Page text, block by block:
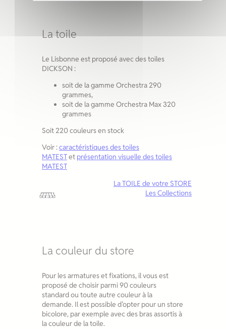
La toile
Le Lisbonne est proposé avec des toiles
DICKSON :
soit de la gamme Orchestra 290
grammes,
soit de la gamme Orchestra Max 320
grammes
Soit 220 couleurs en stock
Voir :caractéristiques des toiles
MATESTet présentation visuelle des toiles
MATEST
La TOILE de votre STORE
Les Collections
La couleur du store
Pour les armatures et fixations, il vous est
proposé de choisir parmi 90 couleurs
standard ou toute autre couleur à la
demande. Il est possible d’opter pour un store
bicolore, par exemple avec des bras assortis à
la couleur de la toile.